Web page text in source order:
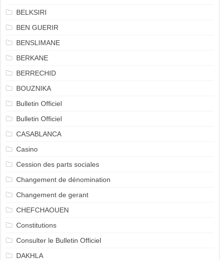
BELKSIRI
BEN GUERIR
BENSLIMANE
BERKANE
BERRECHID
BOUZNIKA
Bulletin Officiel
Bulletin Officiel
CASABLANCA
Casino
Cession des parts sociales
Changement de dénomination
Changement de gerant
CHEFCHAOUEN
Constitutions
Consulter le Bulletin Officiel
DAKHLA